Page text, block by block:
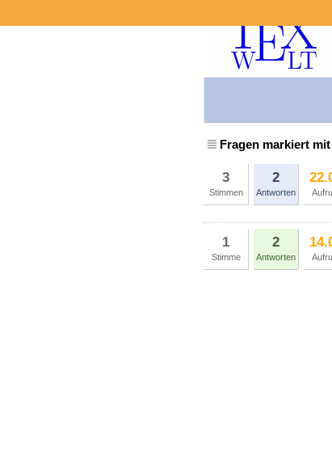
Fragen markiert
3
Stimmen
2
Antworten
1
Stimme
2
Antworten